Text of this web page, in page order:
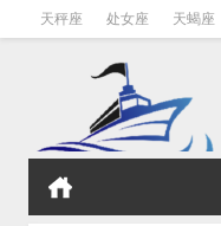
天秤座 处女座 天蝎座